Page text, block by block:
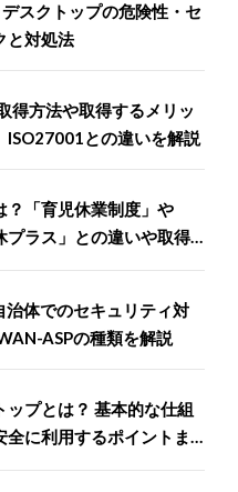
スクトップの危険性・セ
と対処法
得方法や取得するメリッ
ISO27001との違いを解説
？「育児休業制度」や
プラス」との違いや取得
治体でのセキュリティ対
ASPの種類を解説
ップとは？ 基本的な仕組
全に利用するポイントま